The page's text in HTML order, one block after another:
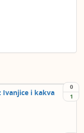
0
1
Ivanjice i kakva